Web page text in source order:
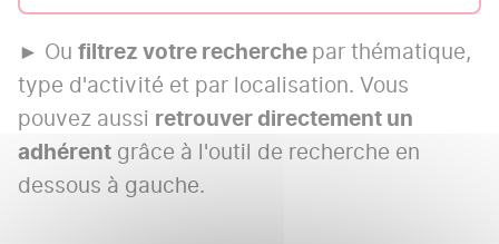
► Ou filtrez votre recherchepar thématique,
type d'activité et par localisation. Vous
pouvez aussi retrouver directement un
adhérent grâce à l'outil de recherche en
dessous à gauche.